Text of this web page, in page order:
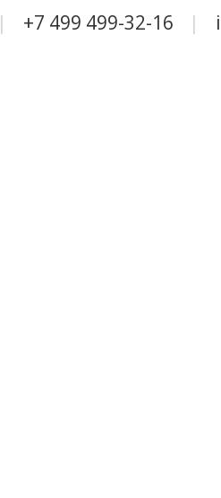
+7 499 499-32-16